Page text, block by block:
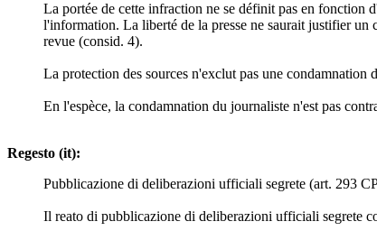
La portée de cette infraction ne se définit pas en fonction
l'information. La liberté de la presse ne saurait justifier
revue (consid. 4).
La protection des sources n'exclut pas une
En l'espèce, la condamnation du journaliste n'est pas
Regesto (it):
Pubblicazione di deliberazioni ufficiali segrete (art. 293
Il reato di pubblicazione di deliberazioni ufficiali segrete